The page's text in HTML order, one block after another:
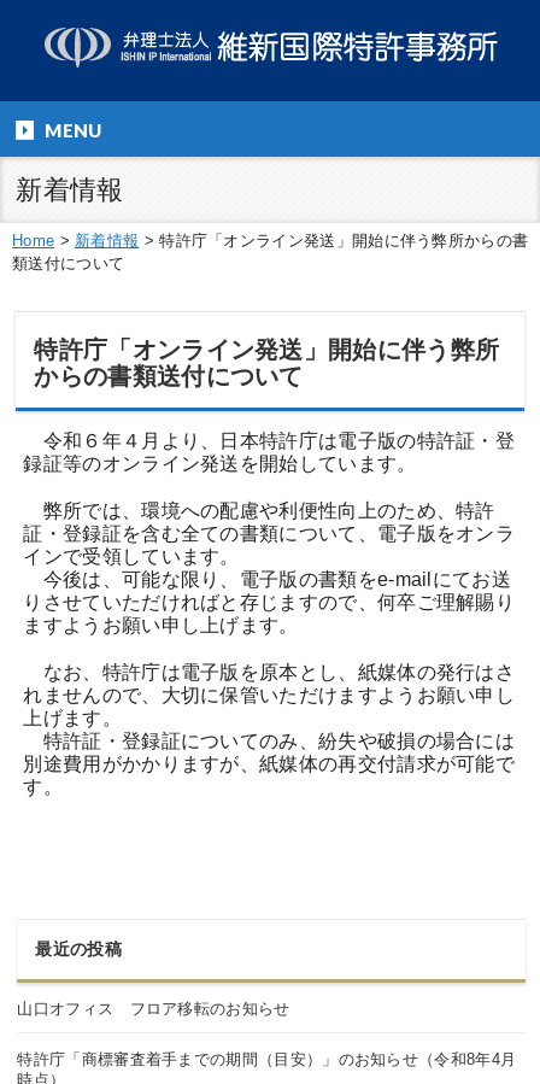
MENU
新着情報
Home > 新着情報 >特許庁「オンライン発送」開始に伴う弊所からの書
類送付について
特許庁「オンライン発送」開始に伴う弊所
からの書類送付について
令和６年４月より、日本特許庁は電子版の特許証・登
録証等のオンライン発送を開始しています。
弊所では、環境への配慮や利便性向上のため、特許
証・登録証を含む全ての書類について、電子版をオンラ
インで受領しています。
今後は、可能な限り、電子版の書類をe-mailにてお送
りさせていただければと存じますので、何卒ご理解賜り
ますようお願い申し上げます。
なお、特許庁は電子版を原本とし、紙媒体の発行はさ
れませんので、大切に保管いただけますようお願い申し
上げます。
特許証・登録証についてのみ、紛失や破損の場合には
別途費用がかかりますが、紙媒体の再交付請求が可能で
す。
最近の投稿
山口オフィス フロア移転のお知らせ
特許庁「商標審査着手までの期間（目安）」のお知らせ（令和8年4月
時点）